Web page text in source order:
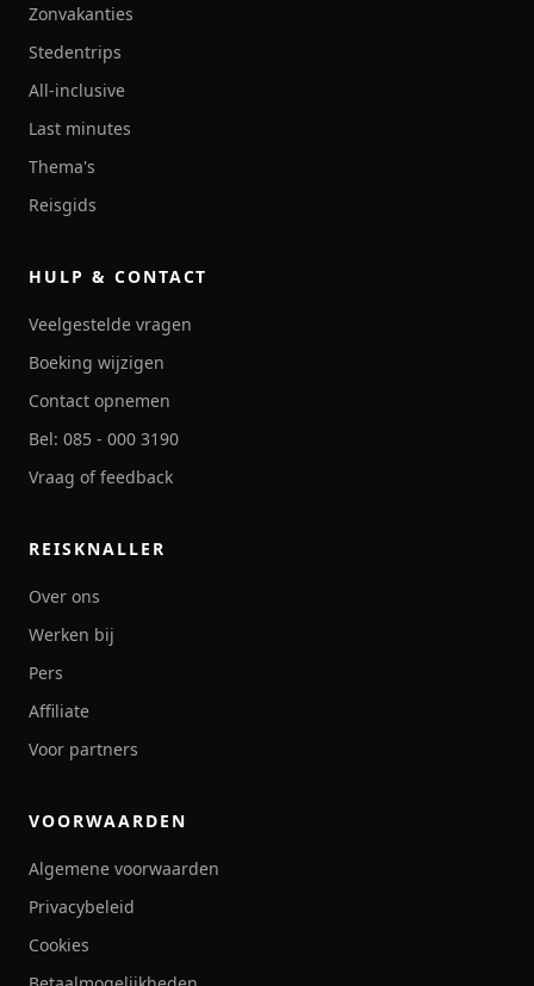
Zonvakanties
Stedentrips
All-inclusive
Last minutes
Thema's
Reisgids
HULP & CONTACT
Veelgestelde vragen
Boeking wijzigen
Contact opnemen
Bel: 085 - 000 3190
Vraag of feedback
REISKNALLER
Over ons
Werken bij
Pers
Affiliate
Voor partners
VOORWAARDEN
Algemene voorwaarden
Privacybeleid
Cookies